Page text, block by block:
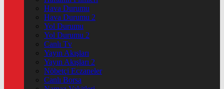
Hava Durumu
Hava Durumu 2
Yol Durumu
Yol Durumu 2
Canlı Tv
Yayın Akışları
Yayın Akışları 2
Nöbetçi Eczaneler
Canlı Borsa